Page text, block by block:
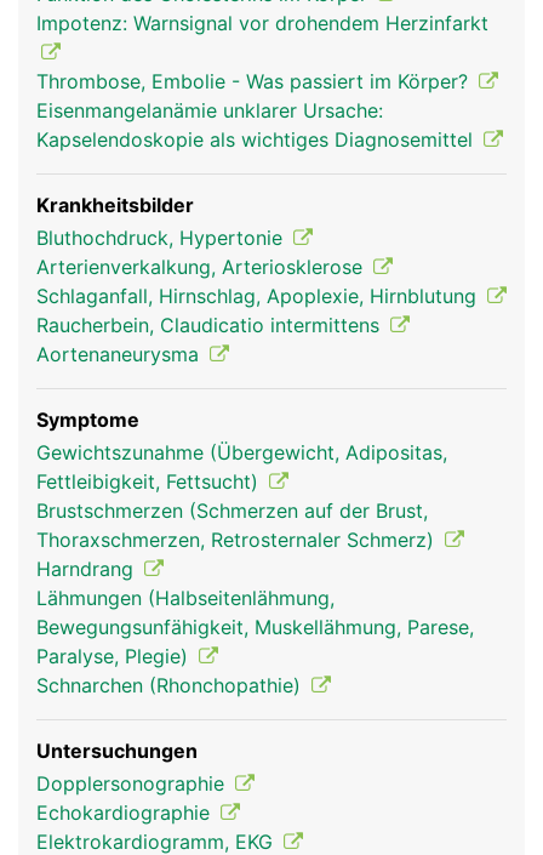
arterien frau arterien mann
Impotenz: Warnsignal vor drohendem Herzinfarkt
Thrombose, Embolie - Was passiert im Körper?
Eisenmangelanämie unklarer Ursache:
Kapselendoskopie als wichtiges Diagnosemittel
Krankheitsbilder
Bluthochdruck, Hypertonie
Arterienverkalkung, Arteriosklerose
Schlaganfall, Hirnschlag, Apoplexie, Hirnblutung
Raucherbein, Claudicatio intermittens
Aortenaneurysma
Symptome
Gewichtszunahme (Übergewicht, Adipositas,
Fettleibigkeit, Fettsucht)
Brustschmerzen (Schmerzen auf der Brust,
Thoraxschmerzen, Retrosternaler Schmerz)
Harndrang
Lähmungen (Halbseitenlähmung,
Bewegungsunfähigkeit, Muskellähmung, Parese,
Paralyse, Plegie)
Schnarchen (Rhonchopathie)
Untersuchungen
Dopplersonographie
Echokardiographie
Elektrokardiogramm, EKG